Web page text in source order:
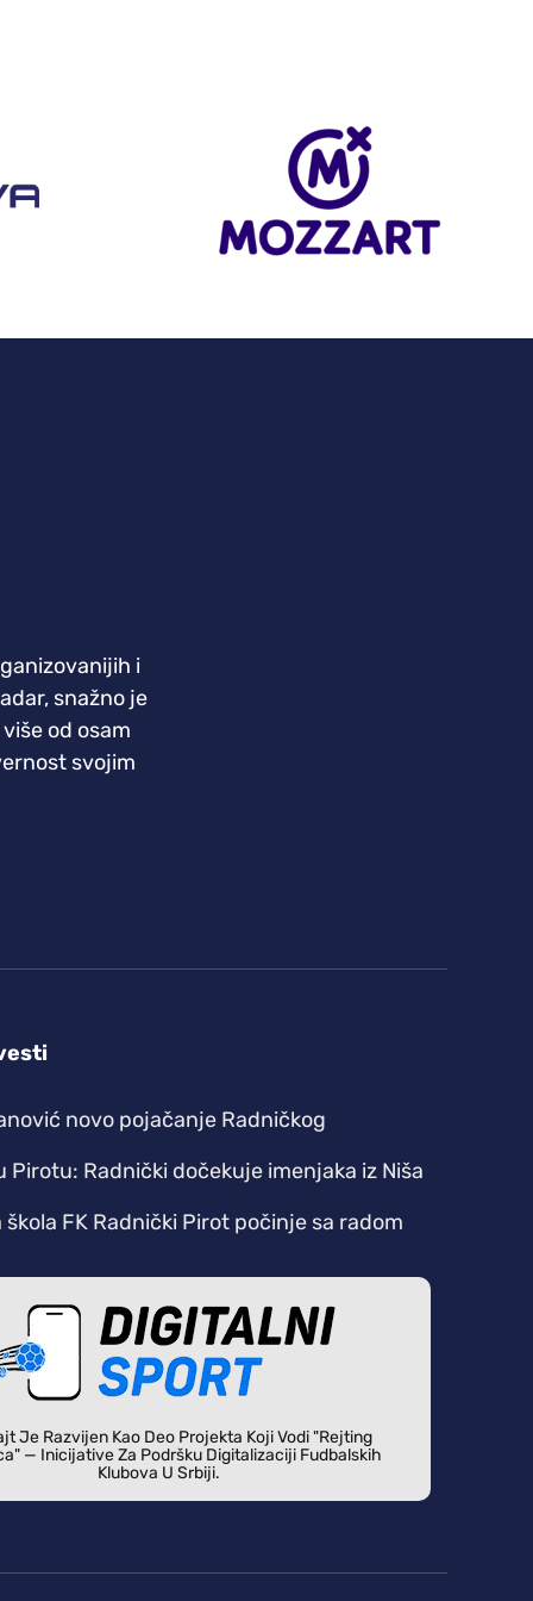
i
snažno je
od osam
svojim
novo pojačanje Radničkog
Pirotu: Radnički dočekuje imenjaka iz Niša
škola FK Radnički Pirot počinje sa radom
Je Razvijen Kao Deo Projekta Koji Vodi "Rejting
— Inicijative Za Podršku Digitalizaciji Fudbalskih
Klubova U Srbiji.